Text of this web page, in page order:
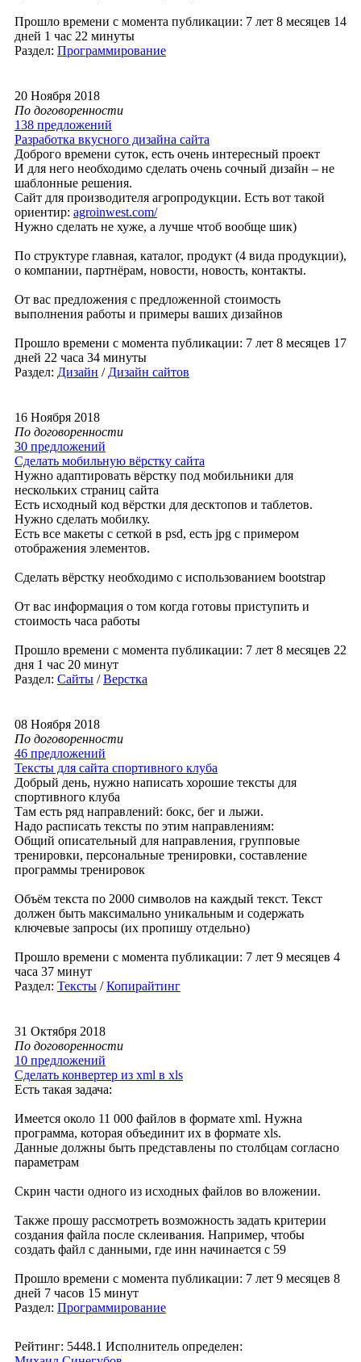
Прошло времени с момента публикации: 7 лет 8 месяцев 14
дней 1 час 22 минуты
Раздел: Программирование
20 Ноября 2018
По договоренности
138 предложений
Разработка вкусного дизайна сайта
Доброго времени суток, есть очень интересный проект
И для него необходимо сделать очень сочный дизайн – не
шаблонные решения.
Сайт для производителя агропродукции. Есть вот такой
ориентир: agroinwest.com/
Нужно сделать не хуже, а лучше чтоб вообще шик)
По структуре главная, каталог, продукт (4 вида продукции),
о компании, партнёрам, новости, новость, контакты.
От вас предложения с предложенной стоимость
выполнения работы и примеры ваших дизайнов
Прошло времени с момента публикации: 7 лет 8 месяцев 17
дней 22 часа 34 минуты
Раздел: Дизайн / Дизайн сайтов
16 Ноября 2018
По договоренности
30 предложений
Сделать мобильную вёрстку сайта
Нужно адаптировать вёрстку под мобильники для
нескольких страниц сайта
Есть исходный код вёрстки для десктопов и таблетов.
Нужно сделать мобилку.
Есть все макеты с сеткой в psd, есть jpg с примером
отображения элементов.
Сделать вёрстку необходимо с использованием bootstrap
От вас информация о том когда готовы приступить и
стоимость часа работы
Прошло времени с момента публикации: 7 лет 8 месяцев 22
дня 1 час 20 минут
Раздел: Сайты /Верстка
08 Ноября 2018
По договоренности
46 предложений
Тексты для сайта спортивного клуба
Добрый день, нужно написать хорошие тексты для
спортивного клуба
Там есть ряд направлений: бокс, бег и лыжи.
Надо расписать тексты по этим направлениям:
Общий описательный для направления, групповые
тренировки, персональные тренировки, составление
программы тренировок
Объём текста по 2000 символов на каждый текст. Текст
должен быть максимально уникальным и содержать
ключевые запросы (их пропишу отдельно)
Прошло времени с момента публикации: 7 лет 9 месяцев 4
часа 37 минут
Раздел: Тексты /Копирайтинг
31 Октября 2018
По договоренности
10 предложений
Сделать конвертер из xml в xls
Есть такая задача:
Имеется около 11 000 файлов в формате xml. Нужна
программа, которая объединит их в формате xls.
Данные должны быть представлены по столбцам согласно
параметрам
Скрин части одного из исходных файлов во вложении.
Также прошу рассмотреть возможность задать критерии
создания файла после склеивания. Например, чтобы
создать файл с данными, где инн начинается с 59
Прошло времени с момента публикации: 7 лет 9 месяцев 8
дней 7 часов 15 минут
Раздел: Программирование
Рейтинг: 5448.1 Исполнитель определен: